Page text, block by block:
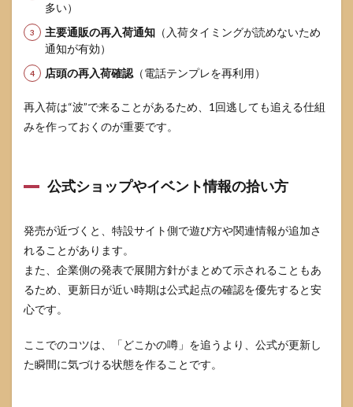
多い）
主要通販の再入荷通知 （入荷タイミングが読めないため
通知が有効）
店頭の再入荷確認 （電話テンプレを再利用）
再入荷は“波”で来ることがあるため、1回逃しても追える仕組
みを作っておくのが重要です。
公式ショップやイベント情報の拾い方
発売が近づくと、特設サイト側で遊び方や関連情報が追加さ
れることがあります。
また、企業側の発表で展開方針がまとめて示されることもあ
るため、更新日が近い時期は公式起点の確認を優先すると安
心です。
ここでのコツは、「どこかの噂」を追うより、公式が更新し
た瞬間に気づける状態を作ることです。